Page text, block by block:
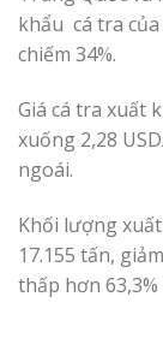
khẩu cá tra
chiếm 34%.
Giá cá tra xuất
xuống 2,28
ngoái.
Khối lượng
17.155 tấn,
thấp hơn